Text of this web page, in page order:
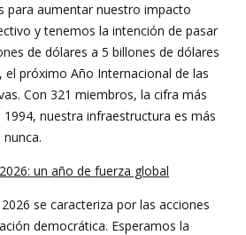
para aumentar nuestro impacto
y tenemos la intención de pasar
de dólares a 5 billones de dólares
el próximo Año Internacional de las
Con 321 miembros, la cifra más
1994, nuestra infraestructura es más
un año de fuerza global
se caracteriza por las acciones
democrática. Esperamos la